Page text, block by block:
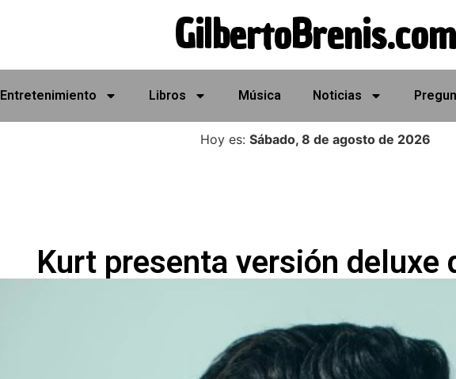
GilbertoBrenis.com
Entretenimiento Libros Música Noticias
Hoy es: Sábado, 8 de agosto de 2026
Kurt presenta versión deluxe